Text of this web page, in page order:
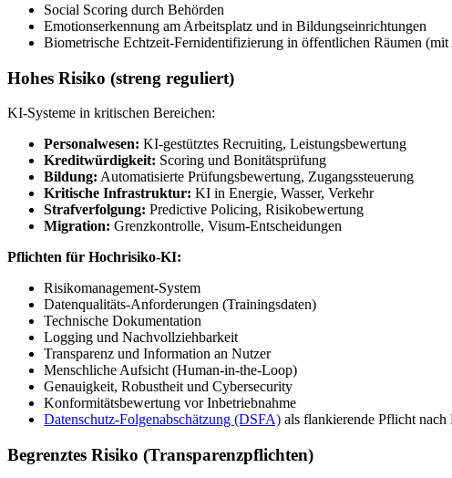
Social Scoring durch Behörden
Emotionserkennung am Arbeitsplatz und in Bildungseinrichtungen
Biometrische Echtzeit-Fernidentifizierung in öffentlichen Räumen (mit
Hohes Risiko (streng reguliert)
KI-Systeme in kritischen Bereichen:
Personalwesen: KI-gestütztes Recruiting, Leistungsbewertung
Kreditwürdigkeit: Scoring und Bonitätsprüfung
Bildung: Automatisierte Prüfungsbewertung, Zugangssteuerung
Kritische Infrastruktur: KI in Energie, Wasser, Verkehr
Strafverfolgung: Predictive Policing, Risikobewertung
Migration: Grenzkontrolle, Visum-Entscheidungen
Pflichten für Hochrisiko-KI:
Risikomanagement-System
Datenqualitäts-Anforderungen (Trainingsdaten)
Technische Dokumentation
Logging und Nachvollziehbarkeit
Transparenz und Information an Nutzer
Menschliche Aufsicht (Human-in-the-Loop)
Genauigkeit, Robustheit und Cybersecurity
Konformitätsbewertung vor Inbetriebnahme
Datenschutz-Folgenabschätzung (DSFA) als flankierende Pflicht
Begrenztes Risiko (Transparenzpflichten)